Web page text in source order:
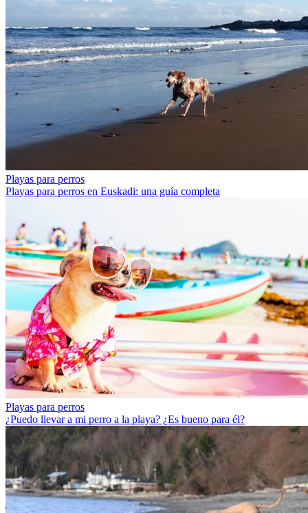
Playas para perros
Playas para perros en Euskadi: una guía completa
Playas para perros
¿Puedo llevar a mi perro a la playa? ¿Es bueno para él?